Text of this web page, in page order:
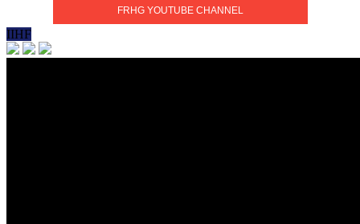
FRHG YOUTUBE CHANNEL
IIHF